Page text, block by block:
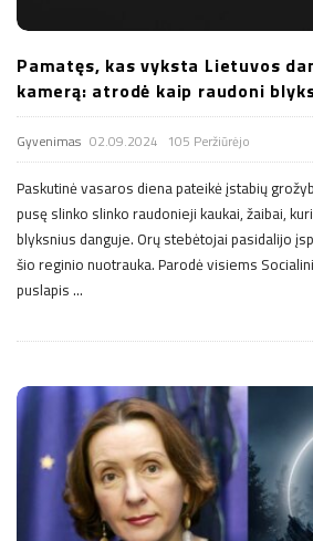
Pamatęs, kas vyksta Lietuvos
kamerą: atrodė kaip raudoni
Gyvenimas 02.09.2024 105 Peržiūrėjo
Paskutinė vasaros diena pateikė įstabių
pusę slinko slinko raudonieji kaukai, žaibai,
blyksnius danguje. Orų stebėtojai pasidalijo
šio reginio nuotrauka. Parodė visiems
puslapis …